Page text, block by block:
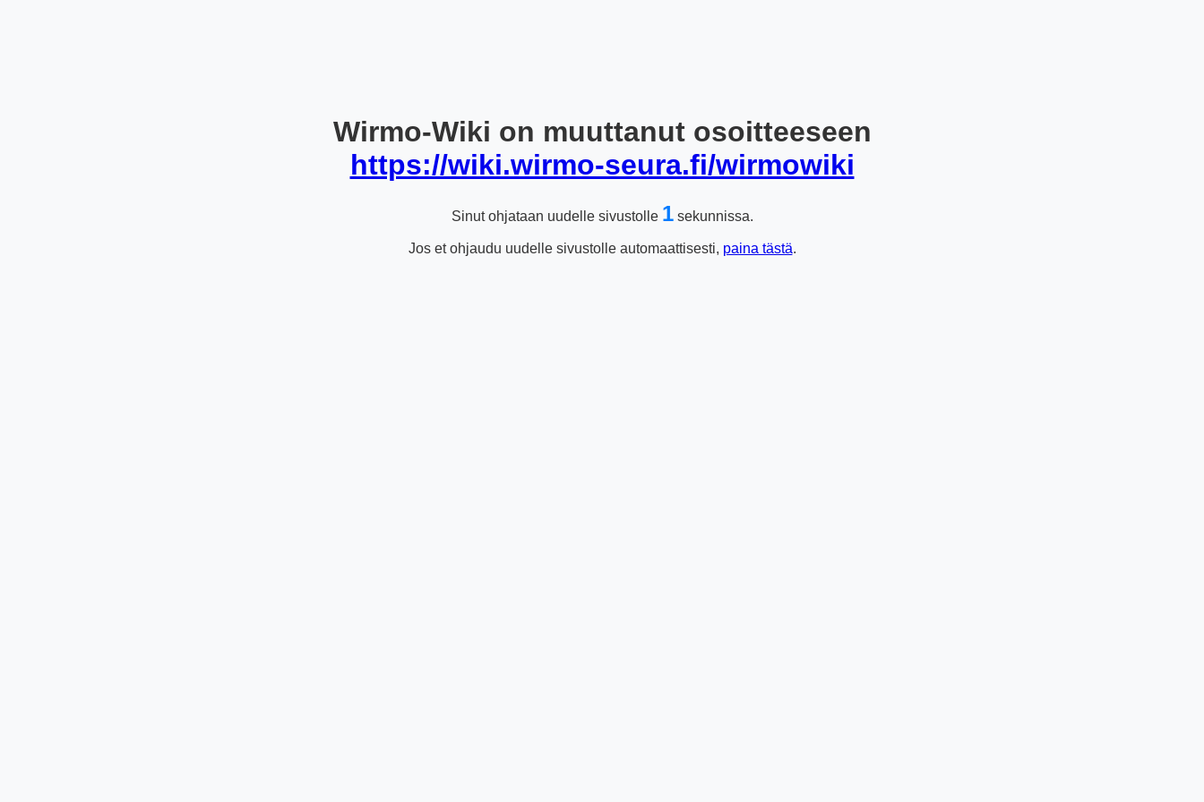
Wirmo-Wiki on muuttanut osoitteeseen
https://wiki.wirmo-seura.fi/wirmowiki
Sinut ohjataan uudelle sivustolle 1sekunnissa.
Jos et ohjaudu uudelle sivustolle automaattisesti, paina tästä.